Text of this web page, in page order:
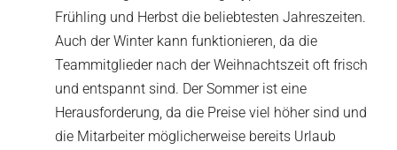
Frühling und Herbst die beliebtesten Jahreszeiten.
Auch der Winter kann funktionieren, da die
Teammitglieder nach der Weihnachtszeit oft frisch
und entspannt sind. Der Sommer ist eine
Herausforderung, da die Preise viel höher sind und
die Mitarbeiter möglicherweise bereits Urlaub